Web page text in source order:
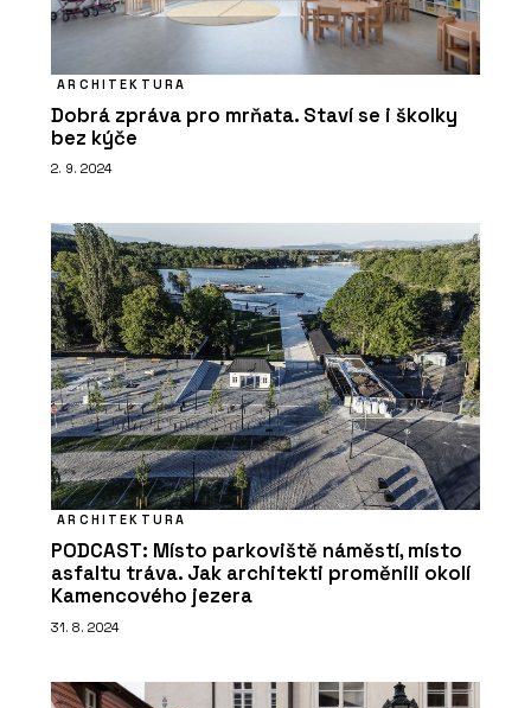
Rekonstrukce - Xella
O FIRMĚ
Xella CZ
ČLÁNKY
ARCHITEKTURA
Dobrá zpráva pro mrňata. Staví se i školky
bez kýče
2. 9. 2024
ARCHITEKTURA
PODCAST: Místo parkoviště náměstí, místo
asfaltu tráva. Jak architekti proměnili okolí
Kamencového jezera
31. 8. 2024